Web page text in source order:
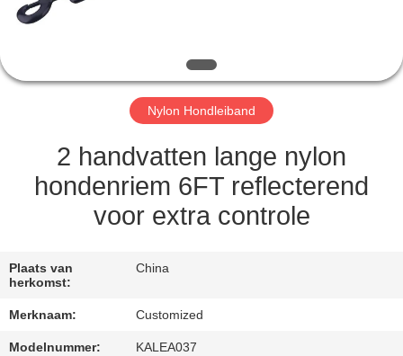
ONS
VERZOEK
CITAAT
PRIVACY
POLICY
Nylon Hondleiband
2 handvatten lange nylon
hondenriem 6FT reflecterend
voor extra controle
Plaats van
herkomst:
China
Merknaam: Customized
Modelnummer: KALEA037